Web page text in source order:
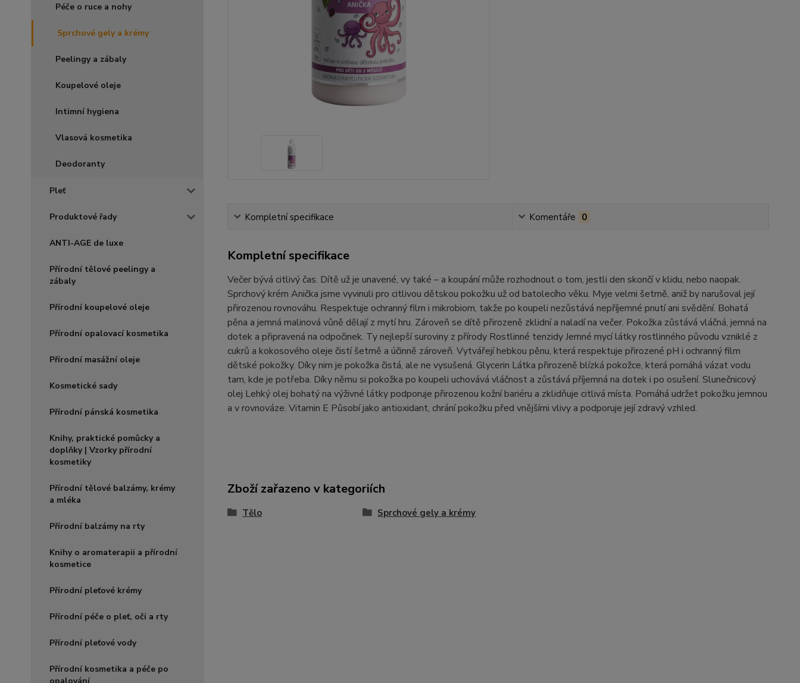
Péče o ruce a nohy
Sprchové gely a krémy
Peelingy a zábaly
Koupelové oleje
Intimní hygiena
Vlasová kosmetika
Deodoranty
Pleť
Produktové řady
ANTI-AGE de luxe
Přírodní tělové peelingy a
zábaly
Přírodní koupelové oleje
Přírodní opalovací kosmetika
Přírodní masážní oleje
Kosmetické sady
Přírodní pánská kosmetika
Knihy, praktické pomůcky a
doplňky | Vzorky přírodní
kosmetiky
Přírodní tělové balzámy, krémy
a mléka
Přírodní balzámy na rty
Knihy o aromaterapii a přírodní
kosmetice
Přírodní pleťové krémy
Přírodní péče o pleť, oči a rty
Přírodní pleťové vody
Přírodní kosmetika a péče po
Kompletní specifikace Komentáře 0
Kompletní specifikace
Večer bývá citlivý čas. Dítě už je unavené, vy také – a koupání může rozhodnout o tom, jestli den skončí v klidu, nebo naopak.
Sprchový krém Anička jsme vyvinuli pro citlivou dětskou pokožku už od batolecího věku. Myje velmi šetrně, aniž by narušoval její
přirozenou rovnováhu. Respektuje ochranný film i mikrobiom, takže po koupeli nezůstává nepříjemné pnutí ani svědění. Bohatá
pěna a jemná malinová vůně dělají z mytí hru. Zároveň se dítě přirozeně zklidní a naladí na večer. Pokožka zůstává vláčná, jemná na
dotek a připravená na odpočinek. Ty nejlepší suroviny z přírody Rostlinné tenzidy Jemné mycí látky rostlinného původu vzniklé z
cukrů a kokosového oleje čistí šetrně a účinně zároveň. Vytvářejí hebkou pěnu, která respektuje přirozené pH i ochranný film
dětské pokožky. Díky nim je pokožka čistá, ale ne vysušená. Glycerin Látka přirozeně blízká pokožce, která pomáhá vázat vodu
tam, kde je potřeba. Díky němu si pokožka po koupeli uchovává vláčnost a zůstává příjemná na dotek i po osušení. Slunečnicový
olej Lehký olej bohatý na výživné látky podporuje přirozenou kožní bariéru a zklidňuje citlivá místa. Pomáhá udržet pokožku jemnou
a v rovnováze. Vitamin E Působí jako antioxidant, chrání pokožku před vnějšími vlivy a podporuje její zdravý vzhled.
Zboží zařazeno v kategoriích
Tělo Sprchové gely a krémy